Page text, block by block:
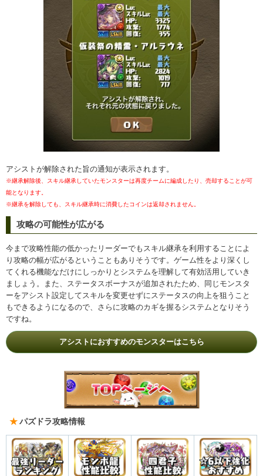
アシストが解除された旨の通知が表示されます。
※継承解除後、スキル継承していたモンスターは再度チームに編成したり、売却することが可
能となります。
※継承を解除しても、スキル継承時に消費したコインは返却されません。
攻略の可能性が広がる
今まで攻略性能の低かったリーダーでもスキル継承を利用することによ
り攻略の幅が広がるということもありそうです。ゲーム性をより深くし
てくれる機能なだけにしっかりとシステムを理解して有効活用していき
ましょう。また、ステータスボーナスが追加されたため、同じモンスタ
ーをアシスト設定してスキルを変更せずにステータスの向上を狙うこと
もできるようになるので、さらに攻略のカギを握るシステムとなりそう
ですね。
アシストにおすすめのモンスターはこちら
パズドラ攻略情報